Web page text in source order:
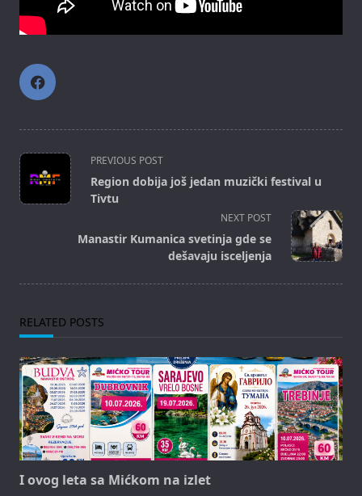
<span
class="nav-
subtitle
PREVIOUS POST
Region dobija još jedan muzički festival u
Tivtu
NEXT POST
Manastir Kumanica svetinja gde se
dešavaju isceljenja
RELATED POSTS
I ovog leta sa Mićkom na izlet